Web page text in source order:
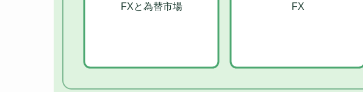
FXと為替市場 FX